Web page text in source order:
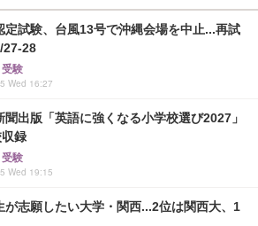
定試験、台風13号で沖縄会場を中止...再試
27-28
験
Wed 16:27
聞出版「英語に強くなる小学校選び2027」
録
験
Wed 19:15
が志願したい大学・関西...2位は関西大、1